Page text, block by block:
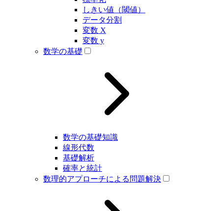
しきい値（閾値）
データ分割
変数 X
変数 y
数学の基礎
数学の基礎知識
線形代数
基礎解析
確率と統計
数理的アプローチによる問題解決